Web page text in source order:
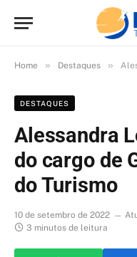
Home » Destaques »
DESTAQUES
Alessandra
do cargo de
do Turismo
10 de setembro de 2022
3 minutos de leitura